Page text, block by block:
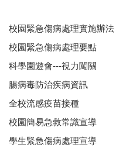
校園緊急傷病處理實施辦法
校園緊急傷病處理要點
科學園遊會---視力闖關
腸病毒防治疾病資訊
全校流感疫苗接種
校園簡易急救常識宣導
學生緊急傷病處理宣導